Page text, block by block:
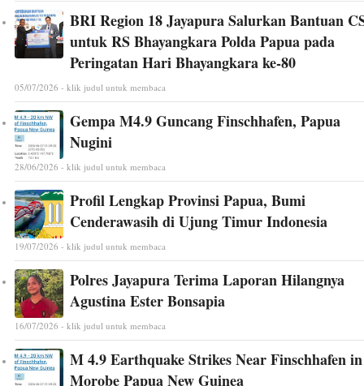
BRI Region 18 Jayapura Salurkan Bantuan
untuk RS Bhayangkara Polda Papua pada
Peringatan Hari Bhayangkara ke-80
05/07/2026 - klik judul untuk membaca
Gempa M4.9 Guncang Finschhafen, Papua
Nugini
28/06/2026 - klik judul untuk membaca
Profil Lengkap Provinsi Papua, Bumi
Cenderawasih di Ujung Timur Indonesia
19/07/2026 - klik judul untuk membaca
Polres Jayapura Terima Laporan Hilangnya
Agustina Ester Bonsapia
16/07/2026 - klik judul untuk membaca
M 4.9 Earthquake Strikes Near Finschhafen in
Morobe Papua New Guinea